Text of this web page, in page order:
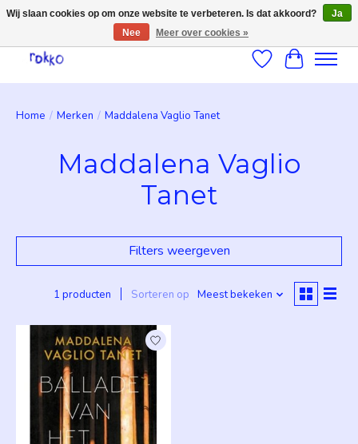
Verlanglijst
Home / Merken / Maddalena Vaglio Tanet
Maddalena Vaglio
Tanet
Filters weergeven
1 producten Sorteren op Meest bekeken
Wij slaan cookies op om onze website te verbeteren. Is dat akkoord?
Ja
Nee
Meer over cookies »